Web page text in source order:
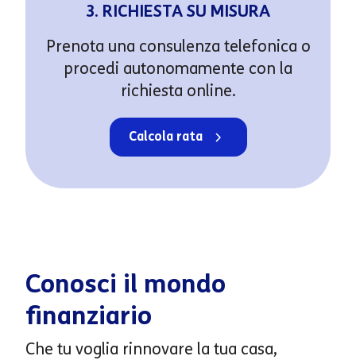
3. RICHIESTA SU MISURA
Prenota una consulenza telefonica o
procedi autonomamente con la
richiesta online.
Calcola rata
Conosci il mondo
finanziario
Che tu voglia rinnovare la tua casa,